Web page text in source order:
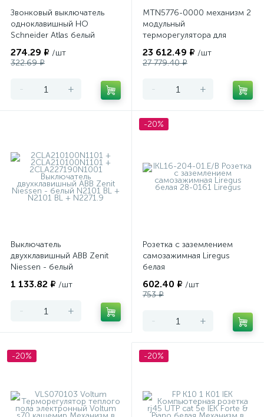
Звонковый выключатель
одноклавишный НО
Schneider Atlas белый
274.29 ₽ /шт
322.69 ₽
- +
MTN5776-0000 механизм 2
модульный
терморегулятора для
программируемый Merten
23 612.49 ₽ /шт
27 779.40 ₽
- +
Выключатель
двухклавишный ABB Zenit
Niessen - белый
1 133.82 ₽ /шт
- +
-20%
Розетка с заземлением
самозажимная Liregus
белая
602.40 ₽ /шт
753 ₽
- +
-20% -20%